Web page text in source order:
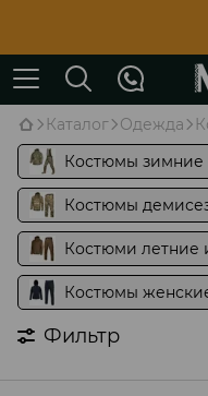
Каталог Одежда
Костюмы зимние
Костюмы
Костюми летние
Костюмы
Фильтр